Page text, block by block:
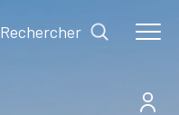
Rechercher